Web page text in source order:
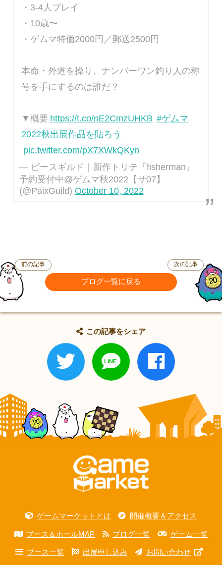
・3-4人プレイ
・10歳〜
・ゲムマ特価2000円／郵送2500円
本命・外道を操り、ナンバーワン釣り人の称
号を手にするのは誰だ？
▼概要 https://t.co/nE2CmzUHKB #ゲムマ
2022秋出展作品を貼ろう
pic.twitter.com/pX7XWkQKyn
— ピースギルド｜新作トリテ『fisherman』
予約受付中@ゲムマ秋2022【サ07】
(@PaixGuild) October 10, 2022
前の記事
ブログ一覧に戻る
次の記事
この記事をシェア
ゲームマーケットとは 開催概要＆アクセス
ブース＆ホールMAP ブログ一覧 ゲーム一覧
ブース一覧 出展申し込み お問い合わせ